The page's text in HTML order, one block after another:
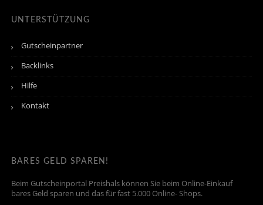
UNTERSTÜTZUNG
Gutscheinpartner
Backlinks
Hilfe
Kontakt
BARES GELD SPAREN!
Beim Gutscheinportal Preishals können Sie beim Online-Einkauf
bares Geld sparen und das für fast 5.000 Online- Shops.